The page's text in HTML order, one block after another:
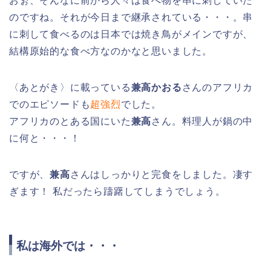
のですね。それが今日まで継承されている・・・。串
に刺して食べるのは日本では焼き鳥がメインですが、
結構原始的な食べ方なのかなと思いました。
〈あとがき〉に載っている兼高かおる さんのアフリカ
でのエピソードも超強烈でした。
アフリカのとある国にいた兼高さん。料理人が鍋の中
に何と・・・！
ですが、兼高さんはしっかりと完食をしました。凄す
ぎます！ 私だったら躊躇してしまうでしょう。
私は海外では・・・